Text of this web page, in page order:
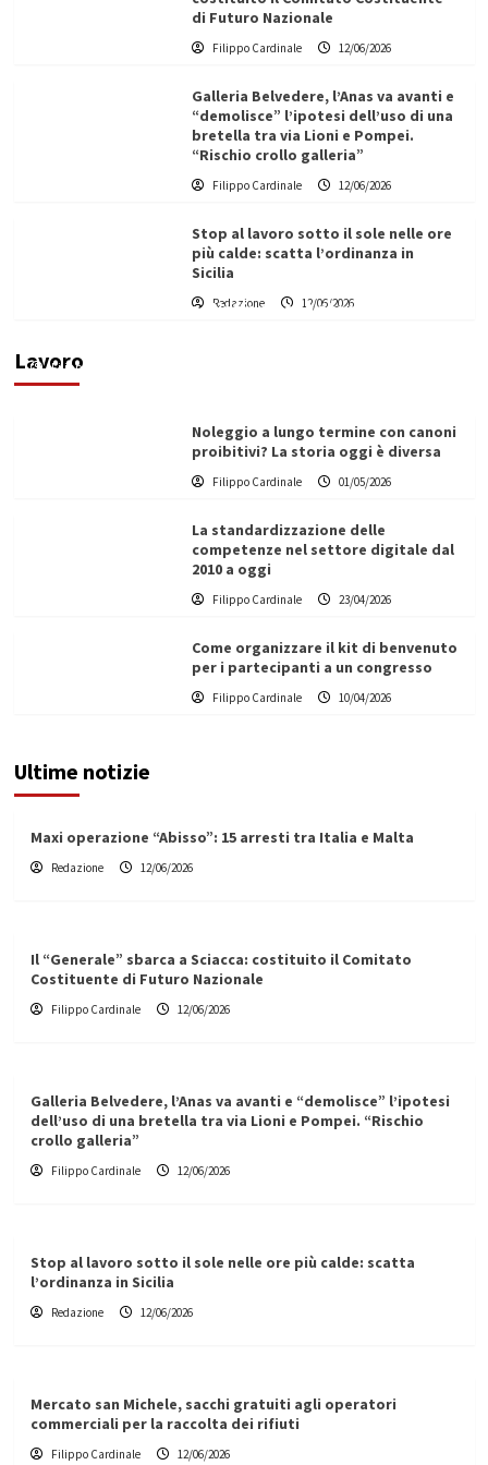
di Futuro Nazionale
Filippo Cardinale 12/06/2026
Galleria Belvedere, l’Anas va avanti e
“demolisce” l’ipotesi dell’uso di una
bretella tra via Lioni e Pompei.
“Rischio crollo galleria”
Filippo Cardinale 12/06/2026
Stop al lavoro sotto il sole nelle ore
più calde: scatta l’ordinanza in
Sicilia
Redazione 12/06/2026
Lavoro
Vino in Italia: il giro d’affari contribuisce
Filippo Cardinale
Noleggio a lungo termine con canoni
proibitivi? La storia oggi è diversa
Filippo Cardinale 01/05/2026
La standardizzazione delle
competenze nel settore digitale dal
2010 a oggi
Filippo Cardinale 23/04/2026
Come organizzare il kit di benvenuto
per i partecipanti a un congresso
Filippo Cardinale 10/04/2026
Ultime notizie
Maxi operazione “Abisso”: 15 arresti tra Italia e Malta
Redazione 12/06/2026
Il “Generale” sbarca a Sciacca: costituito il Comitato
Costituente di Futuro Nazionale
Filippo Cardinale 12/06/2026
Galleria Belvedere, l’Anas va avanti e “demolisce” l’ipotesi
dell’uso di una bretella tra via Lioni e Pompei. “Rischio
crollo galleria”
Filippo Cardinale 12/06/2026
Stop al lavoro sotto il sole nelle ore più calde: scatta
l’ordinanza in Sicilia
Redazione 12/06/2026
Mercato san Michele, sacchi gratuiti agli operatori
commerciali per la raccolta dei rifiuti
Filippo Cardinale 12/06/2026